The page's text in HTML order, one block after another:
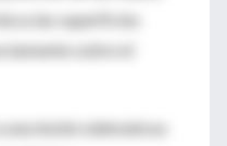
las superficies
sobre el
una lesión edematosa